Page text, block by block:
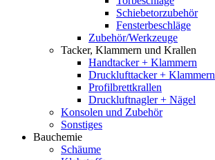
Schiebetorzubehör
Fensterbeschläge
Zubehör/Werkzeuge
Tacker, Klammern und Krallen
Handtacker + Klammern
Drucklufttacker + Klammern
Profilbrettkrallen
Druckluftnagler + Nägel
Konsolen und Zubehör
Sonstiges
Bauchemie
Schäume